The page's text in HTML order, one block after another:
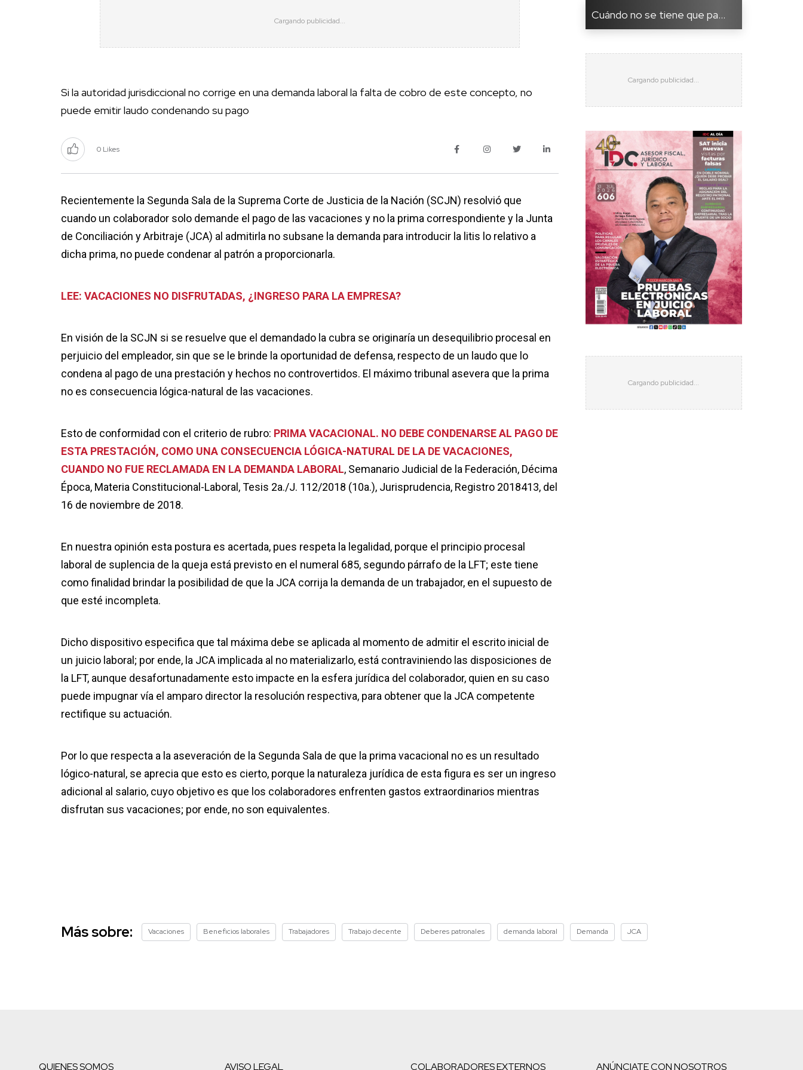
Si la autoridad jurisdiccional no corrige en una demanda laboral la falta de cobro de este concepto, no
puede emitir laudo condenando su pago
0 Likes
Recientemente la Segunda Sala de la Suprema Corte de Justicia de la Nación (SCJN) resolvió que
cuando un colaborador solo demande el pago de las vacaciones y no la prima correspondiente y la Junta
de Conciliación y Arbitraje (JCA) al admitirla no subsane la demanda para introducir la litis lo relativo a
dicha prima, no puede condenar al patrón a proporcionarla.
LEE: VACACIONES NO DISFRUTADAS, ¿INGRESO PARA LA EMPRESA?
En visión de la SCJN si se resuelve que el demandado la cubra se originaría un desequilibrio procesal en
perjuicio del empleador, sin que se le brinde la oportunidad de defensa, respecto de un laudo que lo
condena al pago de una prestación y hechos no controvertidos. El máximo tribunal asevera que la prima
no es consecuencia lógica-natural de las vacaciones.
Esto de conformidad con el criterio de rubro: PRIMA VACACIONAL. NO DEBE CONDENARSE AL PAGO DE
ESTA PRESTACIÓN, COMO UNA CONSECUENCIA LÓGICA-NATURAL DE LA DE VACACIONES,
CUANDO NO FUE RECLAMADA EN LA DEMANDA LABORAL, Semanario Judicial de la Federación, Décima
Época, Materia Constitucional-Laboral, Tesis 2a./J. 112/2018 (10a.), Jurisprudencia, Registro 2018413, del
16 de noviembre de 2018.
En nuestra opinión esta postura es acertada, pues respeta la legalidad, porque el principio procesal
laboral de suplencia de la queja está previsto en el numeral 685, segundo párrafo de la LFT; este tiene
como finalidad brindar la posibilidad de que la JCA corrija la demanda de un trabajador, en el supuesto de
que esté incompleta.
Dicho dispositivo especifica que tal máxima debe se aplicada al momento de admitir el escrito inicial de
un juicio laboral; por ende, la JCA implicada al no materializarlo, está contraviniendo las disposiciones de
la LFT, aunque desafortunadamente esto impacte en la esfera jurídica del colaborador, quien en su caso
puede impugnar vía el amparo director la resolución respectiva, para obtener que la JCA competente
rectifique su actuación.
Por lo que respecta a la aseveración de la Segunda Sala de que la prima vacacional no es un resultado
lógico-natural, se aprecia que esto es cierto, porque la naturaleza jurídica de esta figura es ser un ingreso
adicional al salario, cuyo objetivo es que los colaboradores enfrenten gastos extraordinarios mientras
disfrutan sus vacaciones; por ende, no son equivalentes.
Cuándo no se tiene que pa...
Más sobre: Vacaciones Beneficios laborales Trabajadores Trabajo decente Deberes patronales demanda laboral Demanda JCA
QUIENES SOMOS AVISO LEGAL COLABORADORES EXTERNOS ANÚNCIATE CON NOSOTROS